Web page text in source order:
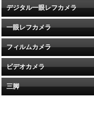
デジタル一眼レフカメラ
一眼レフカメラ
フィルムカメラ
ビデオカメラ
三脚